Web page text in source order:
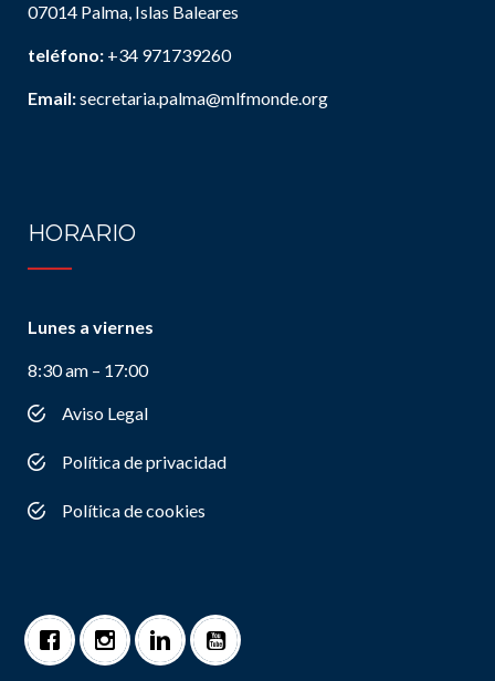
07014 Palma, Islas Baleares
teléfono: +34 971739260
Email:secretaria.palma@mlfmonde.org
HORARIO
Lunes a viernes
8:30 am – 17:00
Aviso Legal
Política de privacidad
Política de cookies